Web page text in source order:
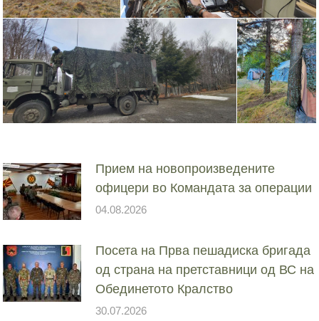
Прием на новопроизведените
офицери во Командата за операции
04.08.2026
Посета на Прва пешадиска бригада
од страна на претставници од ВС на
Обединетото Кралство
30.07.2026